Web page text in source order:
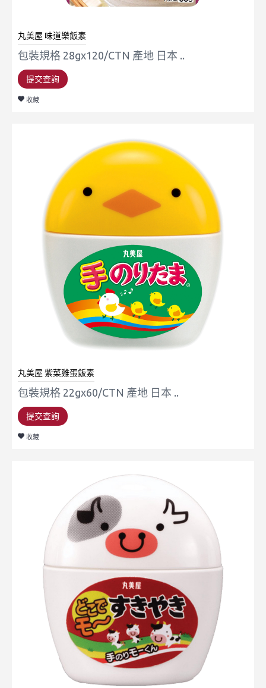
丸美屋 味道樂飯素
包裝規格 28gx120/CTN 產地 日本 ..
提交查詢
收藏
丸美屋 紫菜雞蛋飯素
包裝規格 22gx60/CTN 產地 日本 ..
提交查詢
收藏